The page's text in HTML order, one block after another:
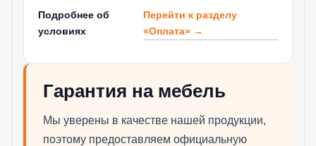
Подробнее об
условиях
Перейти к разделу
«Оплата» →
Гарантия на мебель
Мы уверены в качестве нашей продукции,
поэтому предоставляем официальную